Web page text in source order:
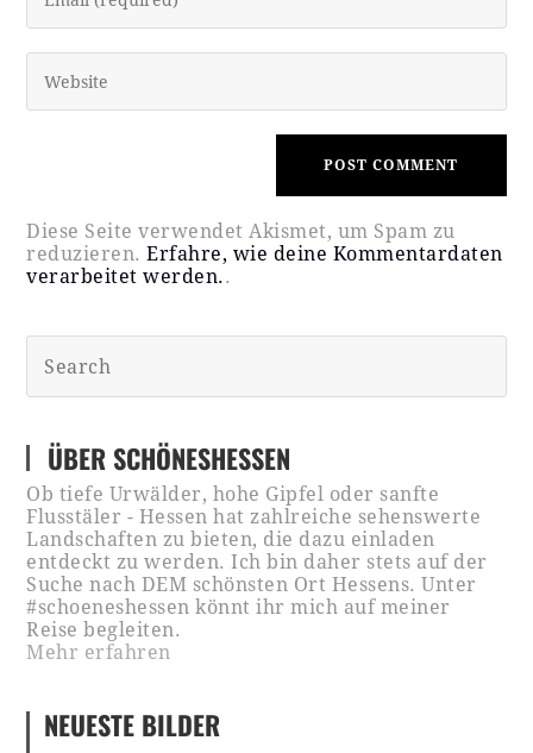
Diese Seite verwendet Akismet, um Spam zu
reduzieren.Erfahre, wie deine Kommentardaten
verarbeitet werden..
ÜBER SCHÖNESHESSEN
Ob tiefe Urwälder, hohe Gipfel oder sanfte
Flusstäler - Hessen hat zahlreiche sehenswerte
Landschaften zu bieten, die dazu einladen
entdeckt zu werden. Ich bin daher stets auf der
Suche nach DEM schönsten Ort Hessens. Unter
#schoeneshessen könnt ihr mich auf meiner
Reise begleiten.
Mehr erfahren
NEUESTE BILDER